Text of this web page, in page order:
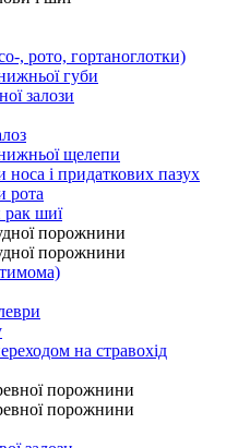
, рото, гортаноглотки)
губи
залози
щелепи
і придаткових пазух
рота
рак шиї
порожнини
порожнини
на стравохід
порожнини
порожнини